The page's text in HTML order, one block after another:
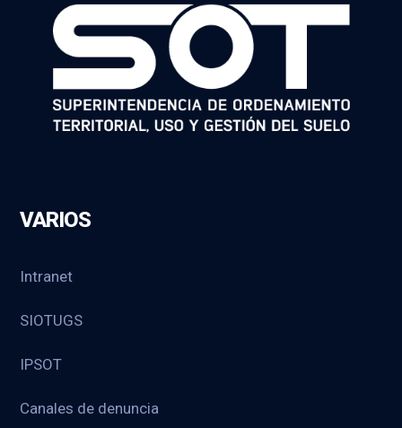
VARIOS
Intranet
SIOTUGS
IPSOT
Canales de denuncia